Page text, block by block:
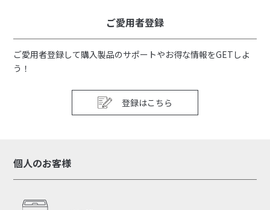
ご愛用者登録
ご愛用者登録して購入製品のサポートやお得な情報をGETしよ
う！
登録はこちら
個人のお客様